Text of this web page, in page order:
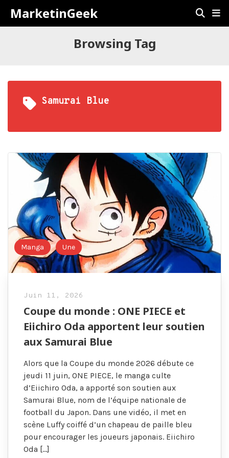
MarketinGeek
Browsing Tag
Samurai Blue
Manga Une
Juin 11, 2026
Coupe du monde : ONE PIECE et
Eiichiro Oda apportent leur soutien
aux Samurai Blue
Alors que la Coupe du monde 2026 débute ce
jeudi 11 juin, ONE PIECE, le manga culte
d’Eiichiro Oda, a apporté son soutien aux
Samurai Blue, nom de l’équipe nationale de
football du Japon. Dans une vidéo, il met en
scène Luffy coiffé d’un chapeau de paille bleu
pour encourager les joueurs japonais. Eiichiro
Oda […]